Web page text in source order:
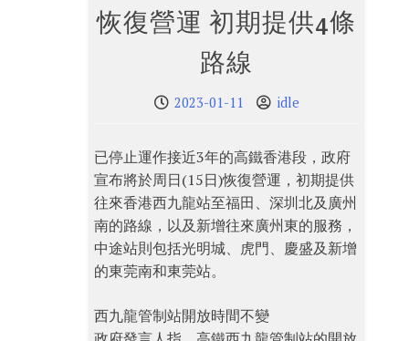
恢復營運 初期提供4條
路線
2023-01-11 idle
已停止運作接近3年的高鐵香港段，政府
宣布將於周日(15日)恢復營運，初期提供
往來​香港西九龍站至福田、深圳北及廣州
南的路線，以及新增往來廣州東的服務，
中途站則包括光明城、虎門、慶盛及新增
的東莞南和東莞站。
西九龍管制站開放時間不變